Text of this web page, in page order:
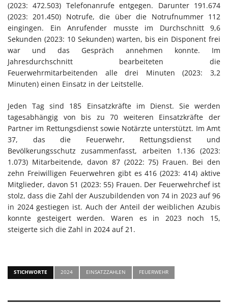
(2023: 472.503) Telefonanrufe entgegen. Darunter 191.674
(2023: 201.450) Notrufe, die über die Notrufnummer 112
eingingen. Ein Anrufender musste im Durchschnitt 9,6
Sekunden (2023: 10 Sekunden) warten, bis ein Disponent frei
war und das Gespräch annehmen konnte. Im
Jahresdurchschnitt bearbeiteten die
Feuerwehrmitarbeitenden alle drei Minuten (2023: 3,2
Minuten) einen Einsatz in der Leitstelle.
Jeden Tag sind 185 Einsatzkräfte im Dienst. Sie werden
tagesabhängig von bis zu 70 weiteren Einsatzkräfte der
Partner im Rettungsdienst sowie Notärzte unterstützt. Im Amt
37, das die Feuerwehr, Rettungsdienst und
Bevölkerungsschutz zusammenfasst, arbeiten 1.136 (2023:
1.073) Mitarbeitende, davon 87 (2022: 75) Frauen. Bei den
zehn Freiwilligen Feuerwehren gibt es 416 (2023: 414) aktive
Mitglieder, davon 51 (2023: 55) Frauen. Der Feuerwehrchef ist
stolz, dass die Zahl der Auszubildenden von 74 in 2023 auf 96
in 2024 gestiegen ist. Auch der Anteil der weiblichen Azubis
konnte gesteigert werden. Waren es in 2023 noch 15,
steigerte sich die Zahl in 2024 auf 21.
STICHWORTE 2024 EINSATZZAHLEN FEUERWEHR